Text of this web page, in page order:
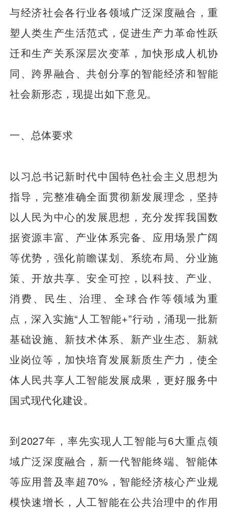
与经济社会各行业各领域广泛深度融合，重
塑人类生产生活范式，促进生产力革命性跃
迁和生产关系深层次变革，加快形成人机协
同、跨界融合、共创分享的智能经济和智能
社会新形态，现提出如下意见。
一、总体要求
以习总书记新时代中国特色社会主义思想为
指导，完整准确全面贯彻新发展理念，坚持
以人民为中心的发展思想，充分发挥我国数
据资源丰富、产业体系完备、应用场景广阔
等优势，强化前瞻谋划、系统布局、分业施
策、开放共享、安全可控，以科技、产业、
消费、民生、治理、全球合作等领域为重
点，深入实施“人工智能+”行动，涌现一批新
基础设施、新技术体系、新产业生态、新就
业岗位等，加快培育发展新质生产力，使全
体人民共享人工智能发展成果，更好服务中
国式现代化建设。
到2027年，率先实现人工智能与6大重点领
域广泛深度融合，新一代智能终端、智能体
等应用普及率超70%，智能经济核心产业规
模快速增长，人工智能在公共治理中的作用